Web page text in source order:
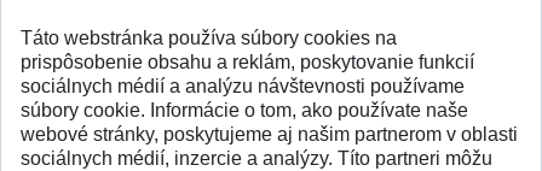
SPÄŤ NA VRCH
Táto webstránka používa súbory cookies na
prispôsobenie obsahu a reklám, poskytovanie funkcií
sociálnych médií a analýzu návštevnosti používame
súbory cookie. Informácie o tom, ako používate naše
webové stránky, poskytujeme aj našim partnerom v oblasti
sociálnych médií, inzercie a analýzy. Títo partneri môžu